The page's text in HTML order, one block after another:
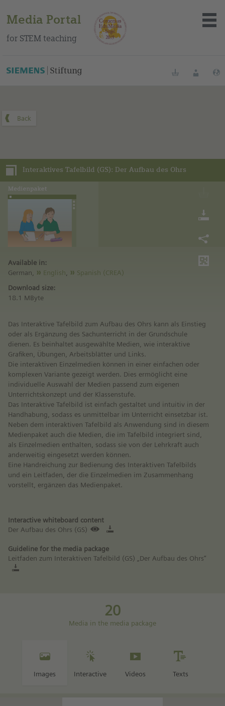
Media Portal
for STEM teaching
About the portal
Methods
Trainings
BookmarksLogin
Interaktives Tafelbild (GS): Der Aufbau des Ohrs
Available in:
German,
English,
Spanish (CREA)
Download size:
18.1 MByte
Das Interaktive Tafelbild zum Aufbau des Ohrs kann als Einstieg
oder als Ergänzung des Sachunterricht in der Grundschule
dienen. Es beinhaltet ausgewählte Medien, wie interaktive
Grafiken, Übungen, Arbeitsblätter und Links.
Die interaktiven Einzelmedien können in einer einfachen oder
komplexen Variante gezeigt werden. Dies ermöglicht eine
individuelle Auswahl der Medien passend zum eigenen
Unterrichtskonzept und der Klassenstufe.
Das Interaktive Tafelbild ist einfach gestaltet und intuitiv in der
Handhabung, sodass es unmittelbar im Unterricht einsetzbar ist.
Neben dem interaktiven Tafelbild als Anwendung sind in diesem
Medienpaket auch die Medien, die im Tafelbild integriert sind,
als Einzelmedien enthalten, sodass sie von der Lehrkraft auch
anderweitig eingesetzt werden können.
Eine Handreichung zur Bedienung des Interaktiven Tafelbilds
und ein Leitfaden, der die Einzelmedien im Zusammenhang
vorstellt, ergänzen das Medienpaket.
Interactive whiteboard content
Der Aufbau des Ohrs (GS)
Guideline for the media package
Leitfaden zum Interaktiven Tafelbild (GS) „Der Aufbau des Ohrs“
20
Media in the media package
Images Interactive Videos Texts
You can find this media package on our Spanish education